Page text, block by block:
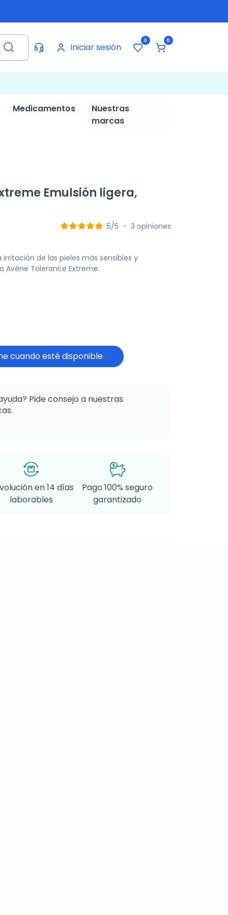
Iniciar sesión
0 0
Medicamentos
Nuestras
marcas
Emulsión ligera,
5/5 - 3 opiniones
de las pieles más sensibles y
Avène Tolerance Extreme.
cuando esté disponible
Pide consejo a nuestras
en 14 días
laborables
Pago 100% seguro
garantizado